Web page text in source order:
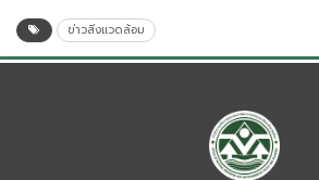
ข่าวสิ่งแวดล้อม